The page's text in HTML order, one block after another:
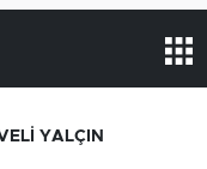
YALÇIN